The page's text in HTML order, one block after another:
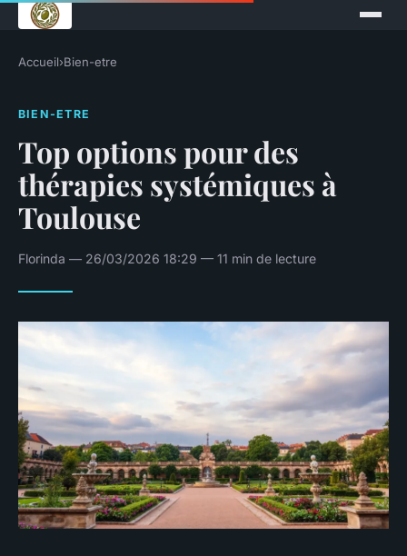
Accueil›Bien-etre
BIEN-ETRE
Top options pour des
thérapies systémiques à
Toulouse
Florinda — 26/03/2026 18:29 — 11 min de lecture